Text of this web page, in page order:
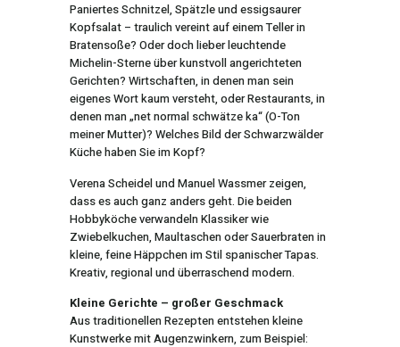
Paniertes Schnitzel, Spätzle und essigsaurer
Kopfsalat – traulich vereint auf einem Teller in
Bratensoße? Oder doch lieber leuchtende
Michelin-Sterne über kunstvoll angerichteten
Gerichten? Wirtschaften, in denen man sein
eigenes Wort kaum versteht, oder Restaurants, in
denen man „net normal schwätze ka“ (O-Ton
meiner Mutter)? Welches Bild der Schwarzwälder
Küche haben Sie im Kopf?
Verena Scheidel und Manuel Wassmer zeigen,
dass es auch ganz anders geht. Die beiden
Hobbyköche verwandeln Klassiker wie
Zwiebelkuchen, Maultaschen oder Sauerbraten in
kleine, feine Häppchen im Stil spanischer Tapas.
Kreativ, regional und überraschend modern.
Kleine Gerichte – großer Geschmack
Aus traditionellen Rezepten entstehen kleine
Kunstwerke mit Augenzwinkern, zum Beispiel: